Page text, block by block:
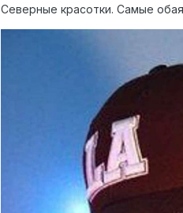
Северные красотки. Самые